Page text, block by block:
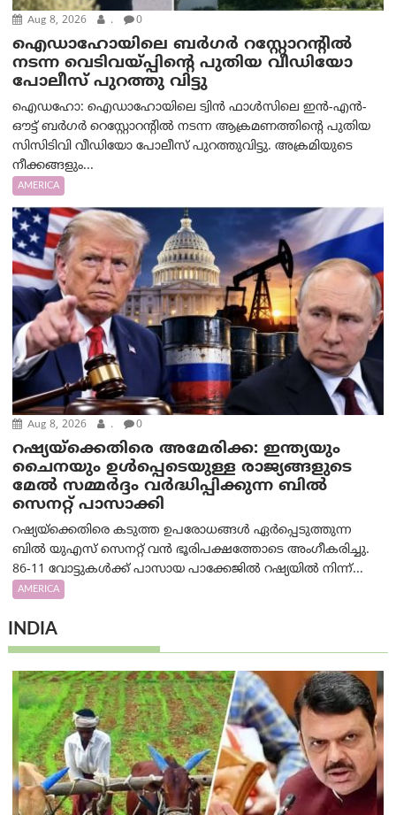
Aug 8, 2026 . 0
ഐഡാഹോയിലെ ബർഗർ റസ്റ്റോറന്റിൽ
നടന്ന വെടിവയ്പ്പിന്റെ പുതിയ വീഡിയോ
പോലീസ് പുറത്തു വിട്ടു
ഐഡഹോ: ഐഡാഹോയിലെ ട്വിൻ ഫാൾസിലെ ഇൻ-എൻ-
ഔട്ട് ബർഗർ റെസ്റ്റോറന്റിൽ നടന്ന ആക്രമണത്തിന്റെ പുതിയ
സിസിടിവി വീഡിയോ പോലീസ് പുറത്തുവിട്ടു. അക്രമിയുടെ
നീക്കങ്ങളും...
AMERICA
Aug 8, 2026 . 0
റഷ്യയ്‌ക്കെതിരെ അമേരിക്ക: ഇന്ത്യയും
ചൈനയും ഉൾപ്പെടെയുള്ള രാജ്യങ്ങളുടെ
മേൽ സമ്മർദ്ദം വർദ്ധിപ്പിക്കുന്ന ബിൽ
സെനറ്റ് പാസാക്കി
റഷ്യയ്‌ക്കെതിരെ കടുത്ത ഉപരോധങ്ങൾ ഏർപ്പെടുത്തുന്ന
ബിൽ യുഎസ് സെനറ്റ് വൻ ഭൂരിപക്ഷത്തോടെ അംഗീകരിച്ചു.
86-11 വോട്ടുകൾക്ക് പാസായ പാക്കേജിൽ റഷ്യയിൽ നിന്ന്...
AMERICA
INDIA